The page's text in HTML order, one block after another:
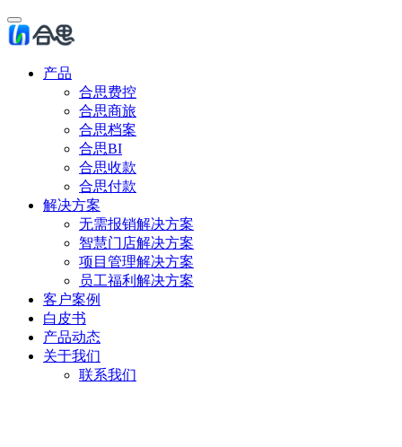
产品
合思费控
合思商旅
合思档案
合思BI
合思收款
合思付款
解决方案
无需报销解决方案
智慧门店解决方案
项目管理解决方案
员工福利解决方案
客户案例
白皮书
产品动态
关于我们
联系我们